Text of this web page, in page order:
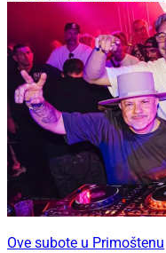
Ove subote u Primoštenu